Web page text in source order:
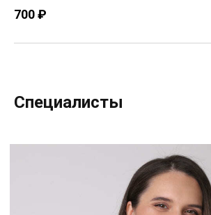
700 ₽
Специалисты
Врач дерматовенеролог, косметолог